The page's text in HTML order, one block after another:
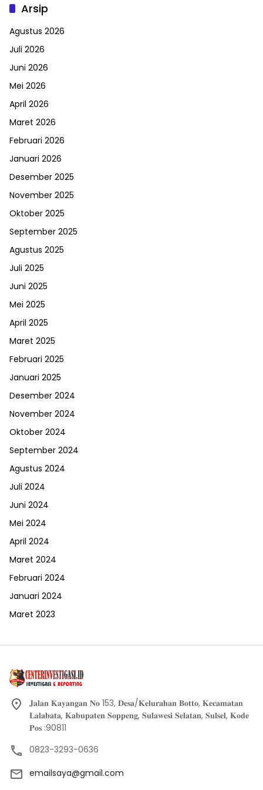
Arsip
Agustus 2026
Juli 2026
Juni 2026
Mei 2026
April 2026
Maret 2026
Februari 2026
Januari 2026
Desember 2025
November 2025
Oktober 2025
September 2025
Agustus 2025
Juli 2025
Juni 2025
Mei 2025
April 2025
Maret 2025
Februari 2025
Januari 2025
Desember 2024
November 2024
Oktober 2024
September 2024
Agustus 2024
Juli 2024
Juni 2024
Mei 2024
April 2024
Maret 2024
Februari 2024
Januari 2024
Maret 2023
𝐉𝐚𝐥𝐚𝐧 𝐊𝐚𝐲𝐚𝐧𝐠𝐚𝐧 𝐍𝐨 153, 𝐃𝐞𝐬𝐚/𝐊𝐞𝐥𝐮𝐫𝐚𝐡𝐚𝐧 𝐁𝐨𝐭𝐭𝐨, 𝐊𝐞𝐜𝐚𝐦𝐚𝐭𝐚𝐧
𝐋𝐚𝐥𝐚𝐛𝐚𝐭𝐚, 𝐊𝐚𝐛𝐮𝐩𝐚𝐭𝐞𝐧 𝐒𝐨𝐩𝐩𝐞𝐧𝐠, 𝐒𝐮𝐥𝐚𝐰𝐞𝐬𝐢 𝐒𝐞𝐥𝐚𝐭𝐚𝐧, 𝐒𝐮𝐥𝐬𝐞𝐥, 𝐊𝐨𝐝𝐞
𝐏𝐨𝐬 :90811
0823-3293-0636
emailsaya@gmail.com